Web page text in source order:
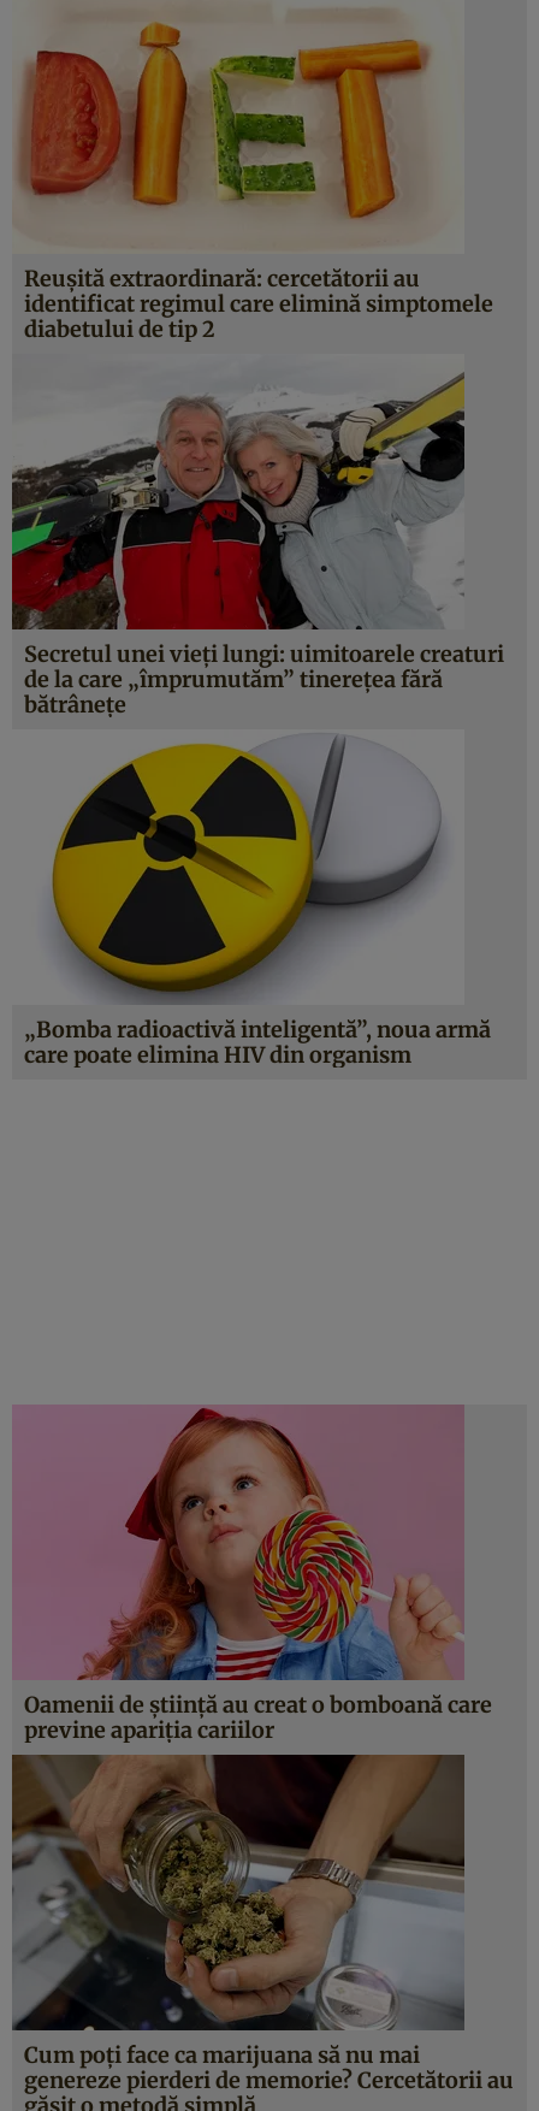
Reuşită extraordinară: cercetătorii au
identificat regimul care elimină simptomele
diabetului de tip 2
Secretul unei vieţi lungi: uimitoarele creaturi
de la care „împrumutăm” tinereţea fără
bătrâneţe
„Bomba radioactivă inteligentă”, noua armă
care poate elimina HIV din organism
Oamenii de ştiinţă au creat o bomboană care
previne apariţia cariilor
Cum poţi face ca marijuana să nu mai
genereze pierderi de memorie? Cercetătorii au